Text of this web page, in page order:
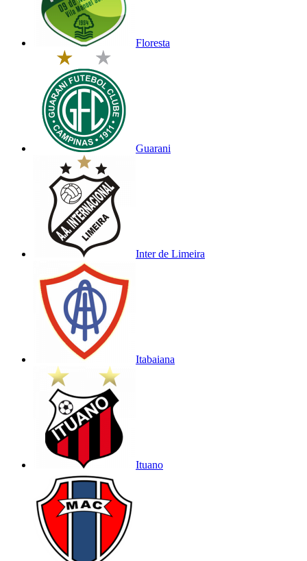
Floresta
Guarani
Inter de Limeira
Itabaiana
Ituano